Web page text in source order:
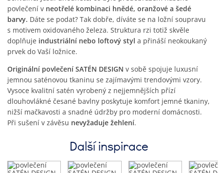
povlečení v neotřelé kombinaci hnědé, oranžové a šedé
barvy. Dáte se podat? Tak dobře, díváte se na ložní soupravu
s motivem oxidovaného železa. Struktura rzi totiž skvěle
doplňuje industriální nebo loftový styl a přináší neokoukaný
prvek do Vaší ložnice.
Originální povlečení SATÉN DESIGN v sobě spojuje luxusní
jemnou saténovou tkaninu se zajímavými trendovými vzory.
Vysoce kvalitní satén vyrobený z nejjemnějších přízí
dlouhovlákné česané bavlny poskytuje komfort jemné tkaniny,
nižší mačkavosti a snadné údržby pro moderní domácnosti.
Při sušení v závěsu nevyžaduje žehlení.
Další inspirace